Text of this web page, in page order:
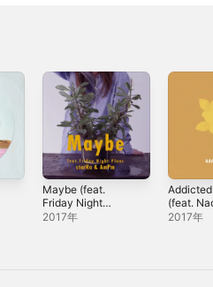
Maybe (feat.
Friday Night
Plans) - Single
2017年
Addicted
(feat.
2017年